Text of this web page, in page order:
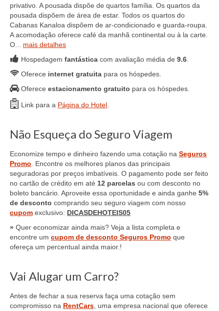
privativo. A pousada dispõe de quartos família. Os quartos da
pousada dispõem de área de estar. Todos os quartos do
Cabanas Kanaloa dispõem de ar-condicionado e guarda-roupa.
A acomodação oferece café da manhã continental ou à la carte.
O... mais detalhes
Hospedagem fantástica com avaliação média de 9.6.
Oferece internet gratuita para os hóspedes.
Oferece estacionamento gratuito para os hóspedes.
Link para a Página do Hotel.
Não Esqueça do Seguro Viagem
Economize tempo e dinheiro fazendo uma cotação na Seguros
Promo. Encontre os melhores planos das principais
seguradoras por preços imbatíveis. O pagamento pode ser feito
no cartão de crédito em até 12 parcelas ou com desconto no
boleto bancário. Aproveite essa oportunidade e ainda ganhe 5%
de desconto comprando seu seguro viagem com nosso
cupom exclusivo: DICASDEHOTEIS05
» Quer economizar ainda mais? Veja a lista completa e
encontre um cupom de desconto Seguros Promo que
ofereça um percentual ainda maior.!
Vai Alugar um Carro?
Antes de fechar a sua reserva faça uma cotação sem
compromisso na RentCars, uma empresa nacional que oferece